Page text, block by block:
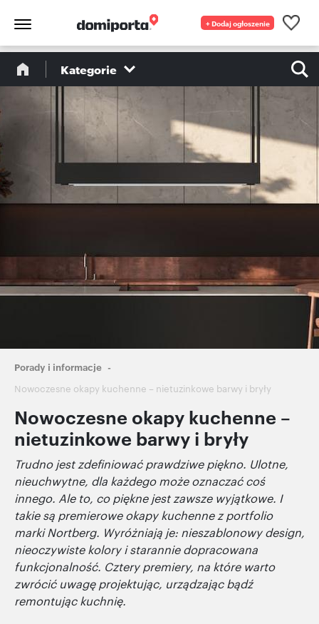
+ Dodaj ogłoszenie
Kategorie
Ścieżka
nawigacyjna
Porady i informacje
Nowoczesne okapy kuchenne – nietuzinkowe barwy i bryły
Nowoczesne okapy kuchenne –
nietuzinkowe barwy i bryły
Trudno jest zdefiniować prawdziwe piękno. Ulotne,
nieuchwytne, dla każdego może oznaczać coś
innego. Ale to, co piękne jest zawsze wyjątkowe. I
takie są premierowe okapy kuchenne z portfolio
marki Nortberg. Wyróżniają je: nieszablonowy design,
nieoczywiste kolory i starannie dopracowana
funkcjonalność. Cztery premiery, na które warto
zwrócić uwagę projektując, urządzając bądź
remontując kuchnię.